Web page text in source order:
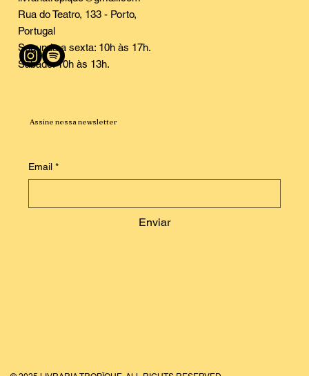
Rua do Teatro, 133 - Porto,
Portugal
Segunda a sexta: 10h às 17h.
Sábado: 10h às 13h.
Email *
Enviar
Assine nossa newsletter